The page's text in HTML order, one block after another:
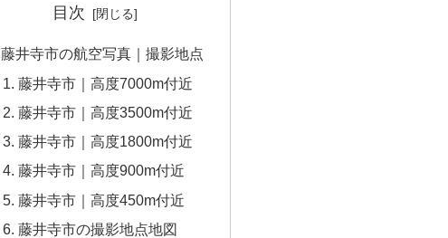
目次
藤井寺市の航空写真｜撮影地点
藤井寺市｜高度7000m付近
藤井寺市｜高度3500m付近
藤井寺市｜高度1800m付近
藤井寺市｜高度900m付近
藤井寺市｜高度450m付近
藤井寺市の撮影地点地図